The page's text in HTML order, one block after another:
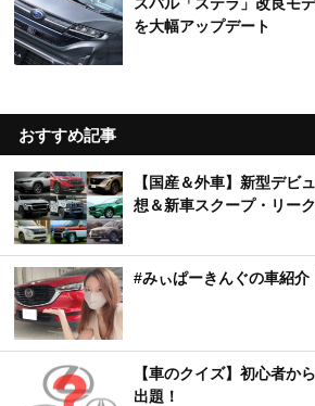
スバル「ステラ」改良モ
を大幅アップデート
おすすめ記事
【国産＆外車】新型デビ
想＆新車スクープ・リー
#みぃぱーきんぐの車紹介
【車のクイズ】初心者か
出題！